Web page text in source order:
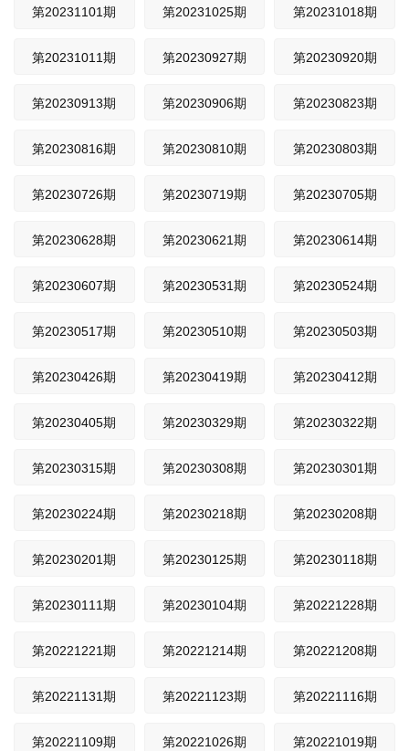
第20231101期 第20231025期 第20231018期
第20231011期 第20230927期 第20230920期
第20230913期 第20230906期 第20230823期
第20230816期 第20230810期 第20230803期
第20230726期 第20230719期 第20230705期
第20230628期 第20230621期 第20230614期
第20230607期 第20230531期 第20230524期
第20230517期 第20230510期 第20230503期
第20230426期 第20230419期 第20230412期
第20230405期 第20230329期 第20230322期
第20230315期 第20230308期 第20230301期
第20230224期 第20230218期 第20230208期
第20230201期 第20230125期 第20230118期
第20230111期 第20230104期 第20221228期
第20221221期 第20221214期 第20221208期
第20221131期 第20221123期 第20221116期
第20221109期 第20221026期 第20221019期